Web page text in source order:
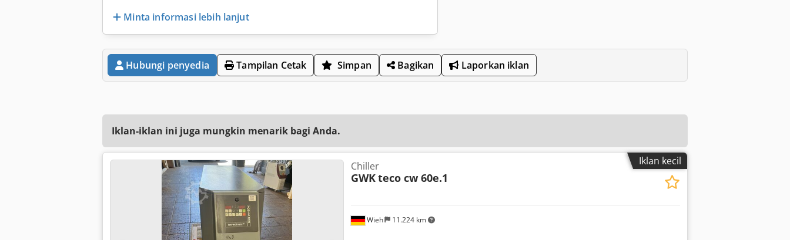
Minta informasi lebih lanjut
Hubungi penyedia Tampilan Cetak Simpan Bagikan Laporkan iklan
Iklan-iklan ini juga mungkin menarik bagi Anda.
Iklan kecil
Wiehl 11.224 km
Chiller
GWKteco cw 60e.1